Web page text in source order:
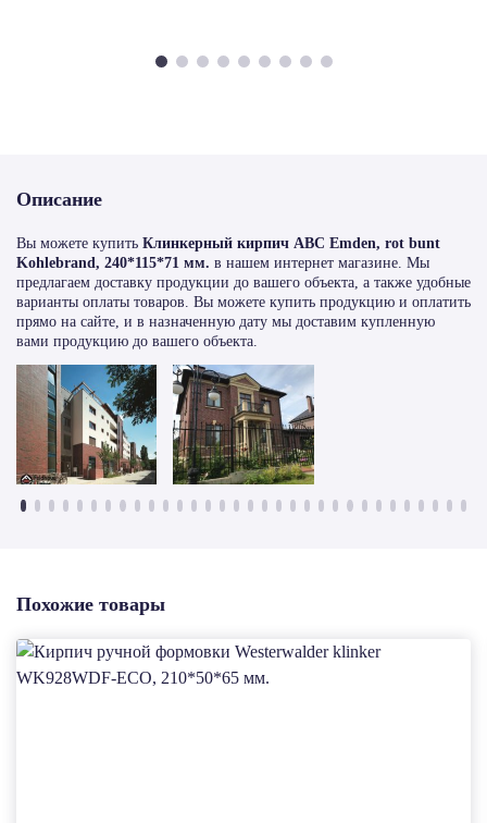
Описание
Вы можете купить Клинкерный кирпич ABC Emden, rot bunt
Kohlebrand, 240*115*71 мм. в нашем интернет магазине. Мы
предлагаем доставку продукции до вашего объекта, а также удобные
варианты оплаты товаров. Вы можете купить продукцию и оплатить
прямо на сайте, и в назначенную дату мы доставим купленную
вами продукцию до вашего объекта.
Похожие товары